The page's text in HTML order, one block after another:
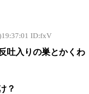
ID:fxV
吐入りの巣とかくわ
？